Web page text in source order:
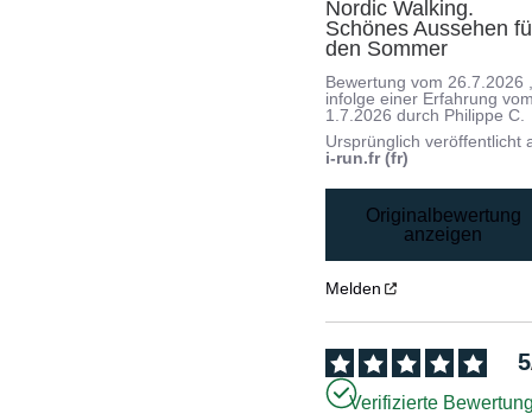
Nordic Walking.
Schönes Aussehen
den Sommer
Bewertung vom 26.7.2026
infolge einer Erfahrung
1.7.2026 durch Philippe C.
Ursprünglich veröffentlicht
i-run.fr (fr)
Originalbewertung
anzeigen
Melden
5
Verifizierte